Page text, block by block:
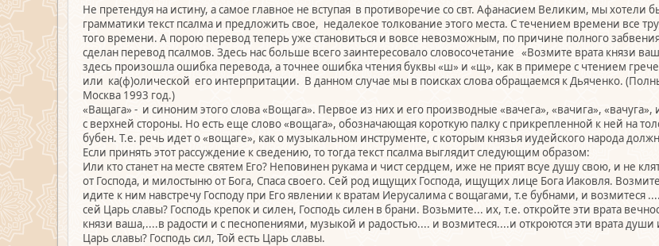
Не претендуя на истину, а самое главное не вступая в противоречие со свт. Афанасием Великим, мы хотели
грамматики текст псалма и предложить свое, недалекое толкование этого места. С течением времени все
того времени. А порою перевод теперь уже становиться и вовсе невозможным, по причине полного
сделан перевод псалмов. Здесь нас больше всего заинтересовало словосочетание «Возмите врата князи
здесь произошла ошибка перевода, а точнее ошибка чтения буквы «ш» и «щ», как в примере с чтением
или ка(ф)олической его интерпритации. В данном случае мы в поисках слова обращаемся к Дьяченко.
Москва 1993 год.)
«Ващага» - и синоним этого слова «Вощага». Первое из них и его производные «вачега», «вачига»,
с верхней стороны. Но есть еще слово «вощага», обозначающая короткую палку с прикрепленной к ней на
бубен. Т.е. речь идет о «вощаге», как о музыкальном инструменте, с которым князья иудейского народа
Если принять этот рассуждение к сведению, то тогда текст псалма выглядит следующим образом:
Или кто станет на месте святем Его? Неповинен рукама и чист сердцем, иже не прият всуе душу свою, и не
от Господа, и милостыню от Бога, Спаса своего. Сей род ищущих Господа, ищущих лице Бога Иаковля.
идите к ним навстречу Господу при Его явлении к вратам Иерусалима с вощагами, т.е бубнами, и возмитеся
сей Царь славы? Господь крепок и силен, Господь силен в брани. Возьмите... их, т.е. откройте эти врата
князи ваша,....в радости и с песнопениями, музыкой и радостью.... и возмитеся....и откроются эти врата души
Царь славы? Господь сил, Той есть Царь славы.